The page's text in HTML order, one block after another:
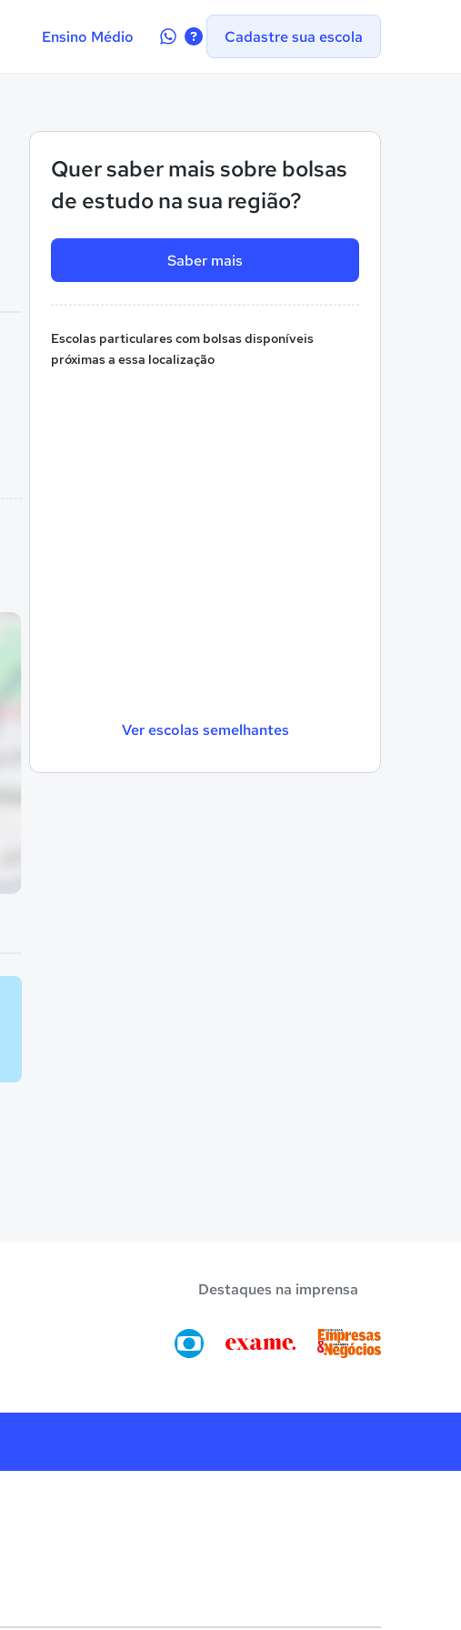
Ensino Médio
Contate-Cadastre sua escola
Quer saber mais sobre bolsas
de estudo na sua região?
Saber mais
Escolas particulares com bolsas disponíveis
próximas a essa localização
Ver escolas semelhantes
Destaques na imprensa